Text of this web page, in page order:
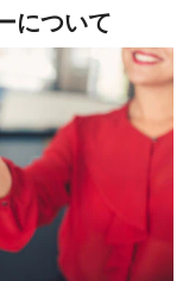
について